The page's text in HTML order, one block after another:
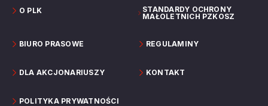
O PLK
STANDARDY OCHRONY
MAŁOLETNICH PZKOSZ
BIURO PRASOWE REGULAMINY
DLA AKCJONARIUSZY KONTAKT
POLITYKA PRYWATNOŚCI